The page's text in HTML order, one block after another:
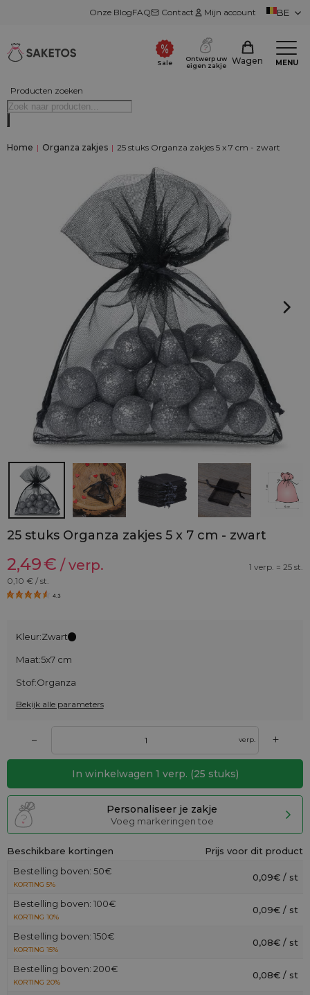
Onze BlogFAQ Contact Mijn account BE
Producten zoeken
Sale
Ontwerp uw
eigen zakje
Wagen MENU
Home | Organza zakjes | 25 stuks Organza zakjes 5 x 7 cm - zwart
25 stuks Organza zakjes 5 x 7 cm - zwart
2,49€ / verp.
1 verp. = 25 st.
0,10 € / st.
4.3
Kleur:Zwart
Maat:5x7 cm
Stof:Organza
Bekijk alle parameters
– verp. +
In winkelwagen 1 verp. (25 stuks)
Personaliseer je zakje
Voeg markeringen toe
Beschikbare kortingen
Prijs voor dit product
Bestelling boven: 50€
KORTING 5%
0,09€ / st
Bestelling boven: 100€
KORTING 10%
0,09€ / st
Bestelling boven: 150€
KORTING 15%
0,08€ / st
Bestelling boven: 200€
KORTING 20%
0,08€ / st